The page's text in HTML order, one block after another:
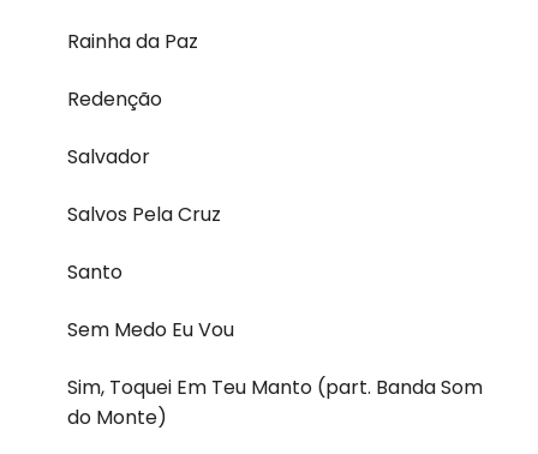
Rainha da Paz
Redenção
Salvador
Salvos Pela Cruz
Santo
Sem Medo Eu Vou
Sim, Toquei Em Teu Manto (part. Banda Som
do Monte)